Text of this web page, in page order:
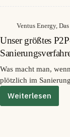
der Latvijas Banka
bis
%
Rendite
mit
Hypothek
Ventus Energy,
Unser größtes
Was macht man,
plötzlich im
Lars Wrobbel und ich
Weiterlesen
Unser
größtes